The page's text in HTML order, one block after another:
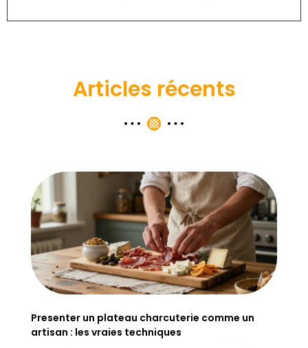
Articles récents
Presenter un plateau charcuterie comme un
artisan : les vraies techniques